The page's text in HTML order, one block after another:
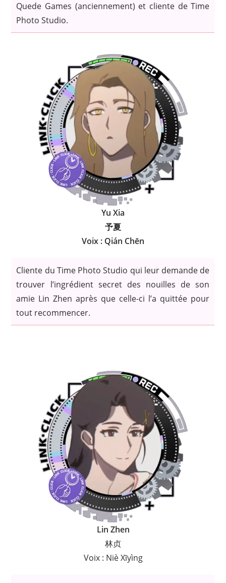
Quede Games (anciennement) et cliente de Time
Photo Studio.
Yu Xia
予夏
Voix : Qián Chēn
Cliente du Time Photo Studio qui leur demande de
trouver l’ingrédient secret des nouilles de son
amie Lin Zhen après que celle-ci l’a quittée pour
tout recommencer.
Lin Zhen
林贞
Voix : Niè Xīyìng